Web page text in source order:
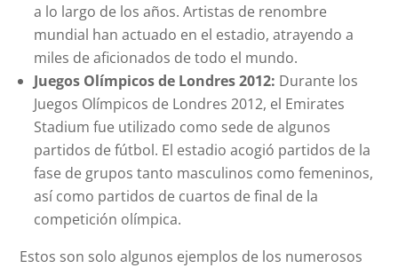
a lo largo de los años. Artistas de renombre
mundial han actuado en el estadio, atrayendo a
miles de aficionados de todo el mundo.
Juegos Olímpicos de Londres 2012: Durante los
Juegos Olímpicos de Londres 2012, el Emirates
Stadium fue utilizado como sede de algunos
partidos de fútbol. El estadio acogió partidos de la
fase de grupos tanto masculinos como femeninos,
así como partidos de cuartos de final de la
competición olímpica.
Estos son solo algunos ejemplos de los numerosos